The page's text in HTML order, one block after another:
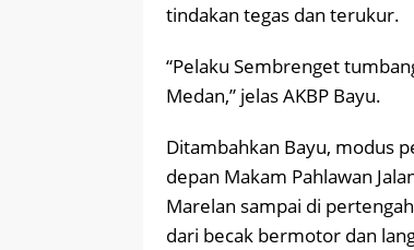
tindakan tegas dan terukur.
“Pelaku Sembrenget
Medan,” jelas AKBP Bayu.
Ditambahkan Bayu, modus
depan Makam Pahlawan
Marelan sampai di
dari becak bermotor dan